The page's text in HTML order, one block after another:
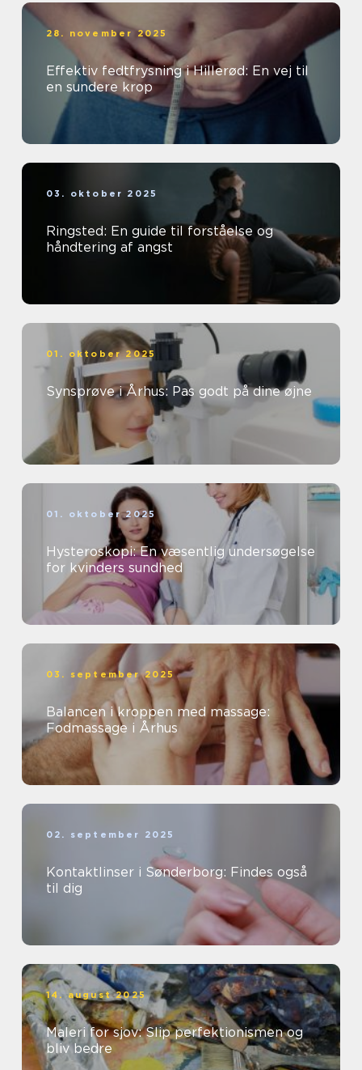
28. november 2025
Effektiv fedtfrysning i Hillerød: En vej til
en sundere krop
03. oktober 2025
Ringsted: En guide til forståelse og
håndtering af angst
01. oktober 2025
Synsprøve i Århus: Pas godt på dine øjne
01. oktober 2025
Hysteroskopi: En væsentlig undersøgelse
for kvinders sundhed
03. september 2025
Balancen i kroppen med massage:
Fodmassage i Århus
02. september 2025
Kontaktlinser i Sønderborg: Findes også
til dig
14. august 2025
Maleri for sjov: Slip perfektionismen og
bliv bedre